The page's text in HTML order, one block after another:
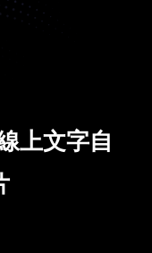
上文字自